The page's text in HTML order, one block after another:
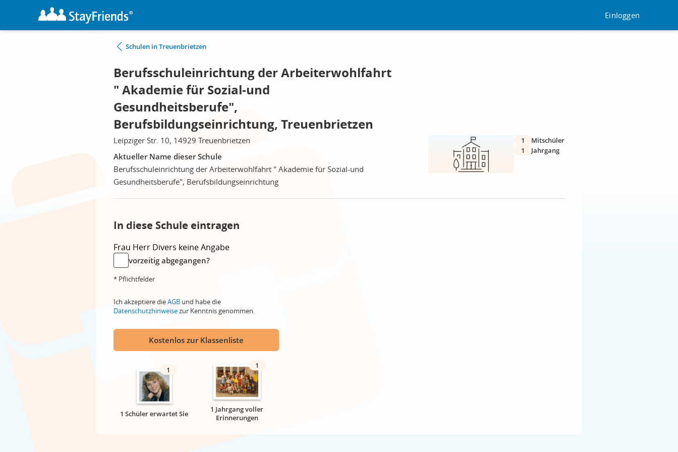
Einloggen
Schulen in Treuenbrietzen
Berufsschuleinrichtung der Arbeiterwohlfahrt
" Akademie für Sozial-und
Gesundheitsberufe",
Berufsbildungseinrichtung, Treuenbrietzen
Leipziger Str. 10, 14929 Treuenbrietzen
Aktueller Name dieser Schule
Berufsschuleinrichtung der Arbeiterwohlfahrt " Akademie für Sozial-und
Gesundheitsberufe", Berufsbildungseinrichtung
1
Mitschüler
1
Jahrgang
In diese Schule eintragen
Frau Herr Divers keine Angabe
vorzeitig abgegangen?
* Pflichtfelder
Ich akzeptiere dieAGB und habe die
Datenschutzhinweisezur Kenntnis genommen.
Kostenlos zur Klassenliste
1
1 Schüler erwartet Sie
1
1 Jahrgang voller
Erinnerungen